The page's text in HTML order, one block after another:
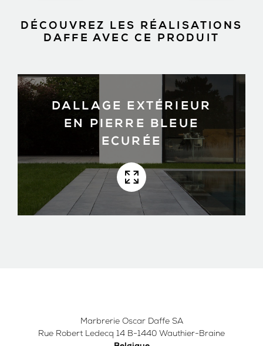
DÉCOUVREZ LES RÉALISATIONS
DAFFE AVEC CE PRODUIT
DALLAGE EXTÉRIEUR
EN PIERRE BLEUE
ECURÉE
Marbrerie Oscar Daffe SA
Rue Robert Ledecq 14 B-1440 Wauthier-Braine